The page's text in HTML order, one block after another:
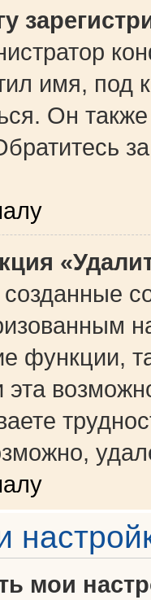
имя, под
Он
функции,
мои